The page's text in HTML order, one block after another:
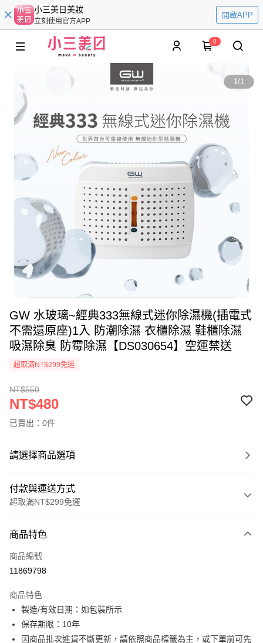
小三美日美妝
立刻使用官方APP
開啟APP
0
1/1
GW 水玻璃~經典333無線式迷你除濕機(插電式
不需還原座)1入 防潮除濕 衣櫃除濕 鞋櫃除濕
吸濕除臭 防霉除濕【DS030654】空運禁送
超取滿NT$299免運
NT$550
NT$480
已賣出：0件
請選擇商品選項
付款與運送方式
超取滿NT$299免運
信用卡一次付款
超商取貨付款
Apple Pay
街口支付
商品特色
商品編號
11869798
商品特色
製造/有效日期：如包裝所示
保存期限：10年
因商品批次進貨不斷更新，請依照商品標籤為主，或下單前可先